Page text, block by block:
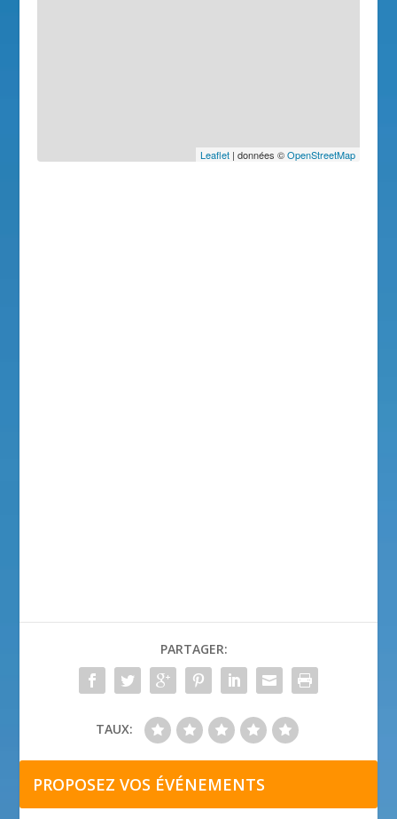
Leaflet| données ©OpenStreetMap
PARTAGER:
TAUX:
PROPOSEZ VOS ÉVÉNEMENTS